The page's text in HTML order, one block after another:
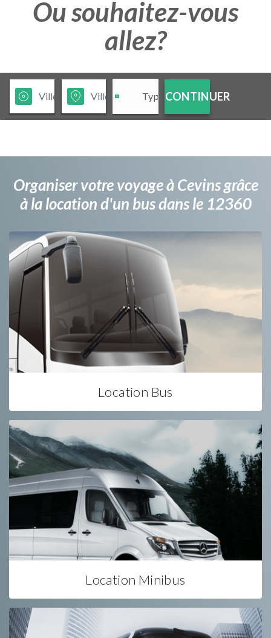
Ou souhaitez-vous
allez?
CONTINUER
Organiser votre voyage à Cevins grâce
à la location d'un bus dans le 12360
Location Bus
Location Minibus